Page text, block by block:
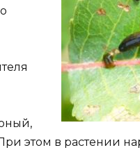
этом в растении